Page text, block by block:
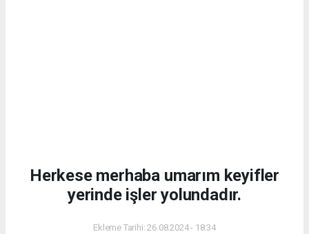
Herkese merhaba umarım keyifler
yerinde işler yolundadır.
Ekleme Tarihi: 26.08.2024 - 18:34